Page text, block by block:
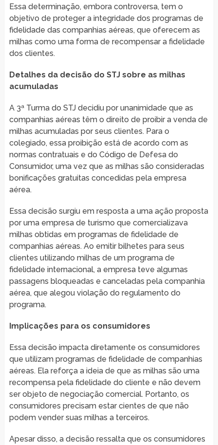
Essa determinação, embora controversa, tem o
objetivo de proteger a integridade dos programas de
fidelidade das companhias aéreas, que oferecem as
milhas como uma forma de recompensar a fidelidade
dos clientes.
Detalhes da decisão do STJ sobre as milhas
acumuladas
A 3ª Turma do STJ decidiu por unanimidade que as
companhias aéreas têm o direito de proibir a venda de
milhas acumuladas por seus clientes. Para o
colegiado, essa proibição está de acordo com as
normas contratuais e do Código de Defesa do
Consumidor, uma vez que as milhas são consideradas
bonificações gratuitas concedidas pela empresa
aérea.
Essa decisão surgiu em resposta a uma ação proposta
por uma empresa de turismo que comercializava
milhas obtidas em programas de fidelidade de
companhias aéreas. Ao emitir bilhetes para seus
clientes utilizando milhas de um programa de
fidelidade internacional, a empresa teve algumas
passagens bloqueadas e canceladas pela companhia
aérea, que alegou violação do regulamento do
programa.
Implicações para os consumidores
Essa decisão impacta diretamente os consumidores
que utilizam programas de fidelidade de companhias
aéreas. Ela reforça a ideia de que as milhas são uma
recompensa pela fidelidade do cliente e não devem
ser objeto de negociação comercial. Portanto, os
consumidores precisam estar cientes de que não
podem vender suas milhas a terceiros.
Apesar disso, a decisão ressalta que os consumidores